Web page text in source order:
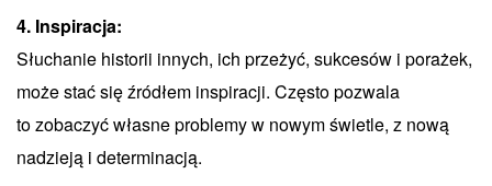
4. Inspiracja:
Słuchanie historii innych, ich przeżyć, sukcesów i porażek,
może stać się źródłem inspiracji. Często pozwala
to zobaczyć własne problemy w nowym świetle, z nową
nadzieją i determinacją.